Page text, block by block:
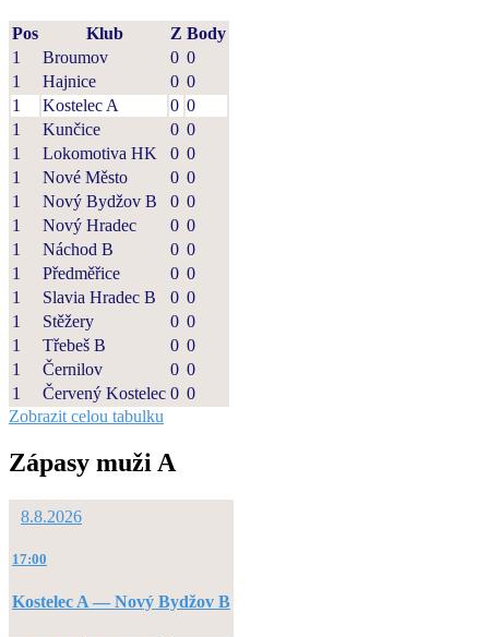
Pos Klub Z Body
1
Broumov 0 0
1
Hajnice 0 0
1
Kostelec A 0 0
1
Kunčice 0 0
1
Lokomotiva HK 0 0
1
Nové Město 0 0
1
Nový Bydžov B 0 0
1
Nový Hradec 0 0
1
Náchod B 0 0
1
Předměřice 0 0
1
Slavia Hradec B 0 0
1
Stěžery 0 0
1
Třebeš B 0 0
1
Černilov 0 0
1
Červený Kostelec 0 0
Zobrazit celou tabulku
Zápasy muži A
8.8.2026
17:00
Kostelec A — Nový Bydžov B